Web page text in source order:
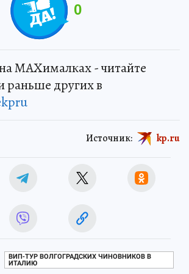
0
MAXималках - читайте
раньше других в
Источник: kp.ru
ВИП-ТУР ВОЛГОГРАДСКИХ ЧИНОВНИКОВ В
ИТАЛИЮ